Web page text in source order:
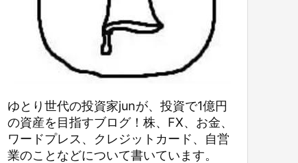
ゆとり世代の投資家junが、投資で1億円
の資産を目指すブログ！株、FX、お金、
ワードプレス、クレジットカード、自営
業のことなどについて書いています。